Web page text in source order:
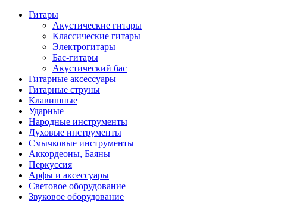
Гитары
Акустические гитары
Классические гитары
Электрогитары
Бас-гитары
Акустический бас
Гитарные аксессуары
Гитарные струны
Клавишные
Ударные
Народные инструменты
Духовые инструменты
Смычковые инструменты
Аккордеоны, Баяны
Перкуссия
Арфы и аксессуары
Световое оборудование
Звуковое оборудование